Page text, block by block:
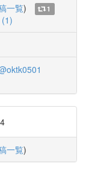
一覧)
1
一覧)